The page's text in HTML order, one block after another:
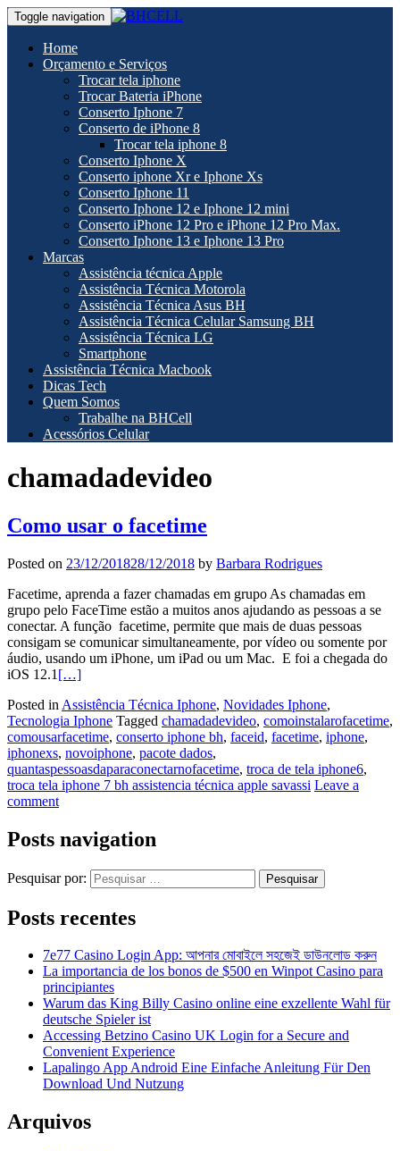
Toggle navigation
Home
Orçamento e Serviços
Trocar tela iphone
Trocar Bateria iPhone
Conserto Iphone 7
Conserto de iPhone 8
Trocar tela iphone 8
Conserto Iphone X
Conserto iphone Xr e Iphone Xs
Conserto Iphone 11
Conserto Iphone 12 e Iphone 12 mini
Conserto iPhone 12 Pro e iPhone 12 Pro Max.
Conserto Iphone 13 e Iphone 13 Pro
Marcas
Assistência técnica Apple
Assistência Técnica Motorola
Assistência Técnica Asus BH
Assistência Técnica Celular Samsung BH
Assistência Técnica LG
Smartphone
Assistência Técnica Macbook
Dicas Tech
Quem Somos
Trabalhe na BHCell
Acessórios Celular
chamadadevideo
Como usar o facetime
Posted on 23/12/201828/12/2018 by Barbara Rodrigues
Facetime, aprenda a fazer chamadas em grupo As chamadas em
grupo pelo FaceTime estão a muitos anos ajudando as pessoas a se
conectar. A função facetime, permite que mais de duas pessoas
consigam se comunicar simultaneamente, por vídeo ou somente por
áudio, usando um iPhone, um iPad ou um Mac. E foi a chegada do
iOS 12.1 […]
Posted in Assistência Técnica Iphone, Novidades Iphone,
Tecnologia Iphone Tagged chamadadevideo, comoinstalarofacetime,
comousarfacetime, conserto iphone bh, faceid, facetime, iphone,
iphonexs, novoiphone, pacote dados,
quantaspessoasdaparaconectarnofacetime, troca de tela iphone6,
troca tela iphone 7 bh assistencia técnica apple savassi Leave a
comment
Posts navigation
Pesquisar por:
Posts recentes
7e77 Casino Login App: আপনার মোবাইলে সহজেই ডাউনলোড করুন
La importancia de los bonos de $500 en Winpot Casino para
principiantes
Warum das King Billy Casino online eine exzellente Wahl für
deutsche Spieler ist
Accessing Betzino Casino UK Login for a Secure and
Convenient Experience
Lapalingo App Android Eine Einfache Anleitung Für Den
Download Und Nutzung
Arquivos